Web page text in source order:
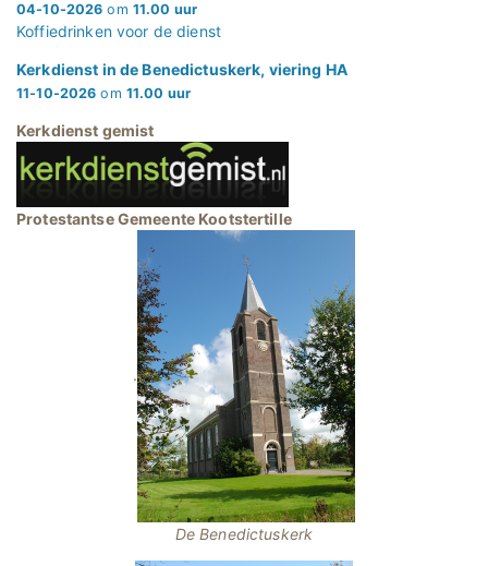
04-10-2026 om 11.00 uur
Koffiedrinken voor de dienst
Kerkdienst in de Benedictuskerk, viering HA
11-10-2026 om 11.00 uur
Kerkdienst gemist
Protestantse Gemeente Kootstertille
.
De Benedictuskerk